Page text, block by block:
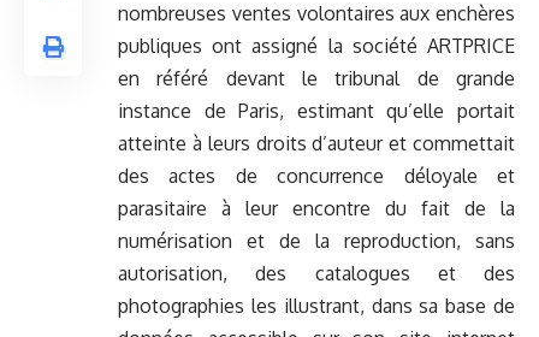
nombreuses ventes volontaires aux enchères
publiques ont assigné la société ARTPRICE
en référé devant le tribunal de grande
instance de Paris, estimant qu’elle portait
atteinte à leurs droits d’auteur et commettait
des actes de concurrence déloyale et
parasitaire à leur encontre du fait de la
numérisation et de la reproduction, sans
autorisation, des catalogues et des
photographies les illustrant, dans sa base de